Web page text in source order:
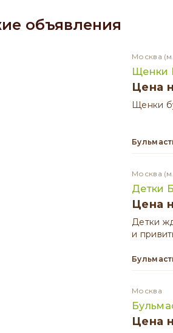
объявления
Москва
Щенки
Цена
Щенки
Москва
Детки
Цена
Детки
и
Москва
Цена